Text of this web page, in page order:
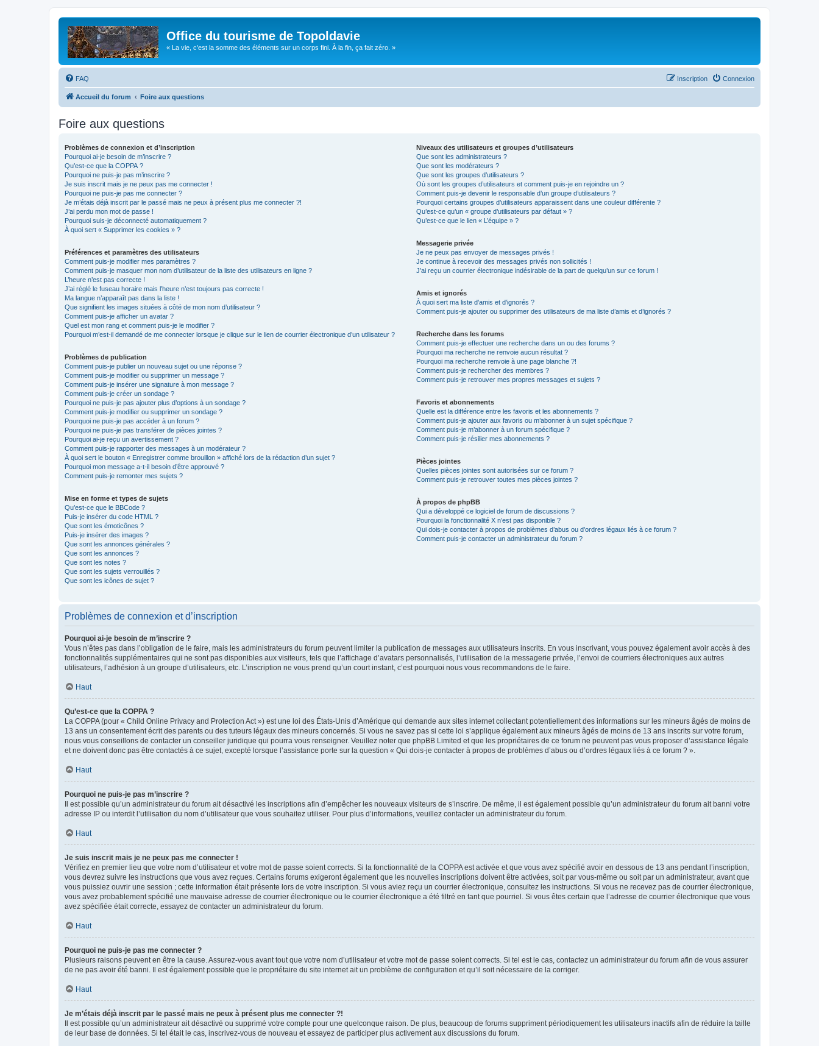
Office du tourisme de Topoldavie
« La vie, c'est la somme des éléments sur un corps fini. À la fin, ça fait zéro. »
FAQ Connexion
Inscription
Accueil du forum Foire aux questions
Foire aux questions
Problèmes de connexion et d’inscription
Pourquoi ai-je besoin de m’inscrire ?
Qu’est-ce que la COPPA ?
Pourquoi ne puis-je pas m’inscrire ?
Je suis inscrit mais je ne peux pas me connecter !
Pourquoi ne puis-je pas me connecter ?
Je m’étais déjà inscrit par le passé mais ne peux à présent plus me connecter ?!
J’ai perdu mon mot de passe !
Pourquoi suis-je déconnecté automatiquement ?
À quoi sert « Supprimer les cookies » ?
Préférences et paramètres des utilisateurs
Comment puis-je modifier mes paramètres ?
Comment puis-je masquer mon nom d’utilisateur de la liste des utilisateurs en ligne ?
L’heure n’est pas correcte !
J’ai réglé le fuseau horaire mais l’heure n’est toujours pas correcte !
Ma langue n’apparaît pas dans la liste !
Que signifient les images situées à côté de mon nom d’utilisateur ?
Comment puis-je afficher un avatar ?
Quel est mon rang et comment puis-je le modifier ?
Pourquoi m’est-il demandé de me connecter lorsque je clique sur le lien de courrier électronique d’un utilisateur ?
Problèmes de publication
Comment puis-je publier un nouveau sujet ou une réponse ?
Comment puis-je modifier ou supprimer un message ?
Comment puis-je insérer une signature à mon message ?
Comment puis-je créer un sondage ?
Pourquoi ne puis-je pas ajouter plus d’options à un sondage ?
Comment puis-je modifier ou supprimer un sondage ?
Pourquoi ne puis-je pas accéder à un forum ?
Pourquoi ne puis-je pas transférer de pièces jointes ?
Pourquoi ai-je reçu un avertissement ?
Comment puis-je rapporter des messages à un modérateur ?
À quoi sert le bouton « Enregistrer comme brouillon » affiché lors de la rédaction d’un sujet ?
Pourquoi mon message a-t-il besoin d’être approuvé ?
Comment puis-je remonter mes sujets ?
Mise en forme et types de sujets
Qu’est-ce que le BBCode ?
Puis-je insérer du code HTML ?
Que sont les émoticônes ?
Puis-je insérer des images ?
Que sont les annonces générales ?
Que sont les annonces ?
Que sont les notes ?
Que sont les sujets verrouillés ?
Que sont les icônes de sujet ?
Niveaux des utilisateurs et groupes d’utilisateurs
Que sont les administrateurs ?
Que sont les modérateurs ?
Que sont les groupes d’utilisateurs ?
Où sont les groupes d’utilisateurs et comment puis-je en rejoindre un ?
Comment puis-je devenir le responsable d’un groupe d’utilisateurs ?
Pourquoi certains groupes d’utilisateurs apparaissent dans une couleur différente ?
Qu’est-ce qu’un « groupe d’utilisateurs par défaut » ?
Qu’est-ce que le lien « L’équipe » ?
Messagerie privée
Je ne peux pas envoyer de messages privés !
Je continue à recevoir des messages privés non sollicités !
J’ai reçu un courrier électronique indésirable de la part de quelqu’un sur ce forum !
Amis et ignorés
À quoi sert ma liste d’amis et d’ignorés ?
Comment puis-je ajouter ou supprimer des utilisateurs de ma liste d’amis et d’ignorés ?
Recherche dans les forums
Comment puis-je effectuer une recherche dans un ou des forums ?
Pourquoi ma recherche ne renvoie aucun résultat ?
Pourquoi ma recherche renvoie à une page blanche ?!
Comment puis-je rechercher des membres ?
Comment puis-je retrouver mes propres messages et sujets ?
Favoris et abonnements
Quelle est la différence entre les favoris et les abonnements ?
Comment puis-je ajouter aux favoris ou m’abonner à un sujet spécifique ?
Comment puis-je m’abonner à un forum spécifique ?
Comment puis-je résilier mes abonnements ?
Pièces jointes
Quelles pièces jointes sont autorisées sur ce forum ?
Comment puis-je retrouver toutes mes pièces jointes ?
À propos de phpBB
Qui a développé ce logiciel de forum de discussions ?
Pourquoi la fonctionnalité X n’est pas disponible ?
Qui dois-je contacter à propos de problèmes d’abus ou d’ordres légaux liés à ce forum ?
Comment puis-je contacter un administrateur du forum ?
Problèmes de connexion et d’inscription
Pourquoi ai-je besoin de m’inscrire ?
Vous n’êtes pas dans l’obligation de le faire, mais les administrateurs du forum peuvent limiter la publication de messages aux utilisateurs inscrits. En vous inscrivant, vous pouvez également avoir accès à des
fonctionnalités supplémentaires qui ne sont pas disponibles aux visiteurs, tels que l’affichage d’avatars personnalisés, l’utilisation de la messagerie privée, l’envoi de courriers électroniques aux autres
utilisateurs, l’adhésion à un groupe d’utilisateurs, etc. L’inscription ne vous prend qu’un court instant, c’est pourquoi nous vous recommandons de le faire.
Haut
Qu’est-ce que la COPPA ?
La COPPA (pour « Child Online Privacy and Protection Act ») est une loi des États-Unis d’Amérique qui demande aux sites internet collectant potentiellement des informations sur les mineurs âgés de moins de
13 ans un consentement écrit des parents ou des tuteurs légaux des mineurs concernés. Si vous ne savez pas si cette loi s’applique également aux mineurs âgés de moins de 13 ans inscrits sur votre forum,
nous vous conseillons de contacter un conseiller juridique qui pourra vous renseigner. Veuillez noter que phpBB Limited et que les propriétaires de ce forum ne peuvent pas vous proposer d’assistance légale
et ne doivent donc pas être contactés à ce sujet, excepté lorsque l’assistance porte sur la question « Qui dois-je contacter à propos de problèmes d’abus ou d’ordres légaux liés à ce forum ? ».
Haut
Pourquoi ne puis-je pas m’inscrire ?
Il est possible qu’un administrateur du forum ait désactivé les inscriptions afin d’empêcher les nouveaux visiteurs de s’inscrire. De même, il est également possible qu’un administrateur du forum ait banni votre
adresse IP ou interdit l’utilisation du nom d’utilisateur que vous souhaitez utiliser. Pour plus d’informations, veuillez contacter un administrateur du forum.
Haut
Je suis inscrit mais je ne peux pas me connecter !
Vérifiez en premier lieu que votre nom d’utilisateur et votre mot de passe soient corrects. Si la fonctionnalité de la COPPA est activée et que vous avez spécifié avoir en dessous de 13 ans pendant l’inscription,
vous devrez suivre les instructions que vous avez reçues. Certains forums exigeront également que les nouvelles inscriptions doivent être activées, soit par vous-même ou soit par un administrateur, avant que
vous puissiez ouvrir une session ; cette information était présente lors de votre inscription. Si vous aviez reçu un courrier électronique, consultez les instructions. Si vous ne recevez pas de courrier électronique,
vous avez probablement spécifié une mauvaise adresse de courrier électronique ou le courrier électronique a été filtré en tant que pourriel. Si vous êtes certain que l’adresse de courrier électronique que vous
avez spécifiée était correcte, essayez de contacter un administrateur du forum.
Haut
Pourquoi ne puis-je pas me connecter ?
Plusieurs raisons peuvent en être la cause. Assurez-vous avant tout que votre nom d’utilisateur et votre mot de passe soient corrects. Si tel est le cas, contactez un administrateur du forum afin de vous assurer
de ne pas avoir été banni. Il est également possible que le propriétaire du site internet ait un problème de configuration et qu’il soit nécessaire de la corriger.
Haut
Je m’étais déjà inscrit par le passé mais ne peux à présent plus me connecter ?!
Il est possible qu’un administrateur ait désactivé ou supprimé votre compte pour une quelconque raison. De plus, beaucoup de forums suppriment périodiquement les utilisateurs inactifs afin de réduire la taille
de leur base de données. Si tel était le cas, inscrivez-vous de nouveau et essayez de participer plus activement aux discussions du forum.